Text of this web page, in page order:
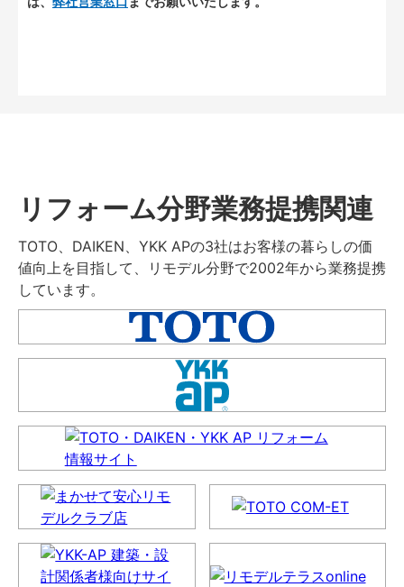
リフォーム分野業務提携関連
TOTO、DAIKEN、YKK APの3社はお客様の暮らしの価
値向上を目指して、リモデル分野で2002年から業務提携
しています。